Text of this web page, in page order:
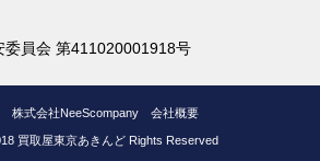
委員会 第411020001918号
株式会社NeeScompany 会社概要
買取屋東京あきんど Rights Reserved